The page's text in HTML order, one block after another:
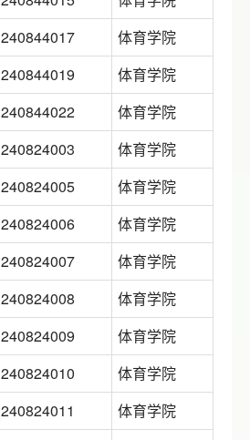
240844017
体育学院
240844019
体育学院
240844022
体育学院
240824003
体育学院
240824005
体育学院
240824006
体育学院
240824007
体育学院
240824008
体育学院
240824009
体育学院
240824010
体育学院
240824011
体育学院